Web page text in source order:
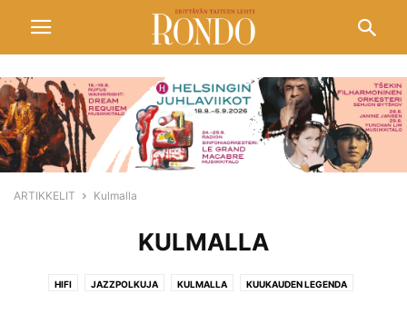
ARTIKKELIT Kulmalla
KULMALLA
HIFI JAZZPOLKUJA KULMALLA KUUKAUDEN LEGENDA